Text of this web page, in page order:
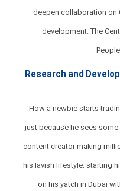
deepen collaboration on
development. The
Research and
[ad_1] How a newbie starts
just because he sees
content creator making
his lavish lifestyle, starting
on his yatch in Dubai